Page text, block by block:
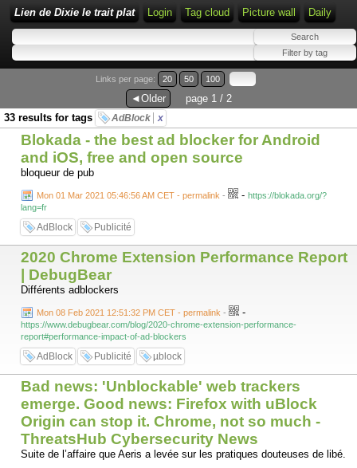
Lien de Dixie le trait plat Login Tag cloud Picture wall Daily
Links per page: 20 50 100
◄Older
page 1 / 2
33 results for tags
AdBlock x
Blokada - the best ad blocker for Android
and iOS, free and open source
bloqueur de pub
Mon 01 Mar 2021 05:46:56 AM CET - permalink - - https://blokada.org/?
lang=fr
AdBlock Publicité
2020 Chrome Extension Performance Report
| DebugBear
Différents adblockers
Mon 08 Feb 2021 12:51:32 PM CET - permalink - -
https://www.debugbear.com/blog/2020-chrome-extension-performance-
report#performance-impact-of-ad-blockers
AdBlock Publicité µblock
Bad news: 'Unblockable' web trackers
emerge. Good news: Firefox with uBlock
Origin can stop it. Chrome, not so much -
ThreatsHub Cybersecurity News
Suite de l’affaire que Aeris a levée sur les pratiques douteuses de libé.